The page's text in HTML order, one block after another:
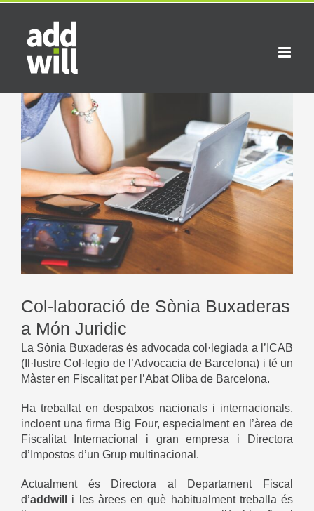
Skip
content
View
Larger
Image
Col-laboració de Sònia Buxaderas
a Món Juridic
La Sònia Buxaderas és advocada col·legiada a l’ICAB
(Il·lustre Col·legio de l’Advocacia de Barcelona) i té un
Màster en Fiscalitat per l’Abat Oliba de Barcelona.
Ha treballat en despatxos nacionals i internacionals,
incloent una firma Big Four, especialment en l’àrea de
Fiscalitat Internacional i gran empresa i Directora
d’Impostos d’un Grup multinacional.
Actualment és Directora al Departament Fiscal
d’addwill
i les àrees en què habitualment treballa és